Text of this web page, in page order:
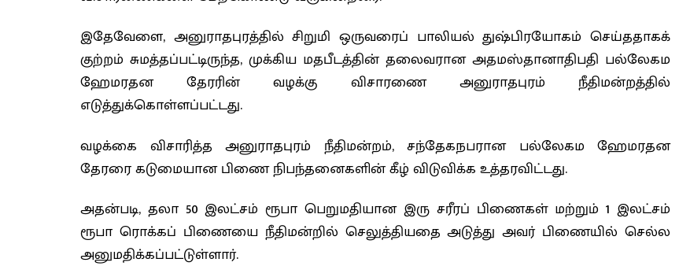
இதேவேளை, அனுராதபுரத்தில் சிறுமி ஒருவரைப் பாலியல் துஷ்பிரயோகம் செய்ததாகக்
குற்றம் சுமத்தப்பட்டிருந்த, முக்கிய மதபீடத்தின் தலைவரான அதமஸ்தானாதிபதி பல்லேகம
ஹேமரதன தேரரின் வழக்கு விசாரணை அனுராதபுரம் நீதிமன்றத்தில்
எடுத்துக்கொள்ளப்பட்டது.
வழக்கை விசாரித்த அனுராதபுரம் நீதிமன்றம், சந்தேகநபரான பல்லேகம ஹேமரதன
தேரரை கடுமையான பிணை நிபந்தனைகளின் கீழ் விடுவிக்க உத்தரவிட்டது.
அதன்படி, தலா 50 இலட்சம் ரூபா பெறுமதியான இரு சரீரப் பிணைகள் மற்றும் 1 இலட்சம்
ரூபா ரொக்கப் பிணையை நீதிமன்றில் செலுத்தியதை அடுத்து அவர் பிணையில் செல்ல
அனுமதிக்கப்பட்டுள்ளார்.